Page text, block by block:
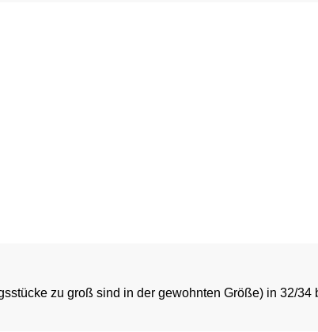
zu groß sind in der gewohnten Größe) in 32/34